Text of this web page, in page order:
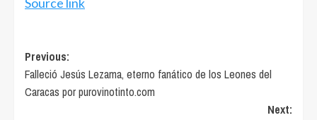
Post
navigation
Previous:
Falleció Jesús Lezama, eterno fanático de los Leones del
Caracas por purovinotinto.com
Next: